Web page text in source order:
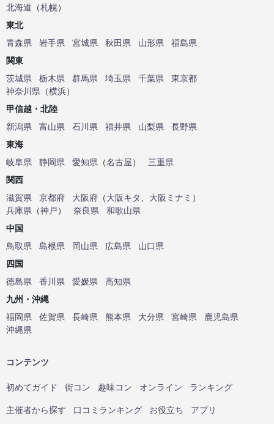
北海道 （札幌）
東北
青森県
岩手県 宮城県 秋田県 山形県
福島県
関東
茨城県
栃木県 群馬県 埼玉県 千葉県
東京都
神奈川県 （横浜）
甲信越・北陸
新潟県
富山県 石川県 福井県 山梨県
長野県
東海
岐阜県
静岡県 愛知県 （名古屋）
三重県
関西
滋賀県
京都府 大阪府 （大阪キタ 大阪ミナミ ）
兵庫県 （神戸） 奈良県
和歌山県
中国
鳥取県
島根県 岡山県 広島県
山口県
四国
徳島県
香川県 愛媛県
高知県
九州・沖縄
福岡県
佐賀県 長崎県 熊本県 大分県 宮崎県
鹿児島県
沖縄県
コンテンツ
初めてガイド 街コン 趣味コン オンライン ランキング
主催者から探す 口コミランキング お役立ち アプリ